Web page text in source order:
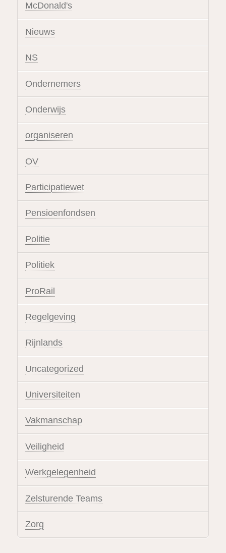
McDonald's
Nieuws
NS
Ondernemers
Onderwijs
organiseren
OV
Participatiewet
Pensioenfondsen
Politie
Politiek
ProRail
Regelgeving
Rijnlands
Uncategorized
Universiteiten
Vakmanschap
Veiligheid
Werkgelegenheid
Zelsturende Teams
Zorg